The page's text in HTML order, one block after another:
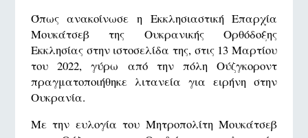
Όπως ανακοίνωσε η Εκκλησιαστική Επαρχία
Μουκάτσεβ της Ουκρανικής Ορθόδοξης
Εκκλησίας στην ιστοσελίδα της, στις 13 Μαρτίου
του 2022, γύρω από την πόλη Ούζγκοροντ
πραγματοποιήθηκε λιτανεία για ειρήνη στην
Ουκρανία.
Με την ευλογία του Μητροπολίτη Μουκάτσεβ